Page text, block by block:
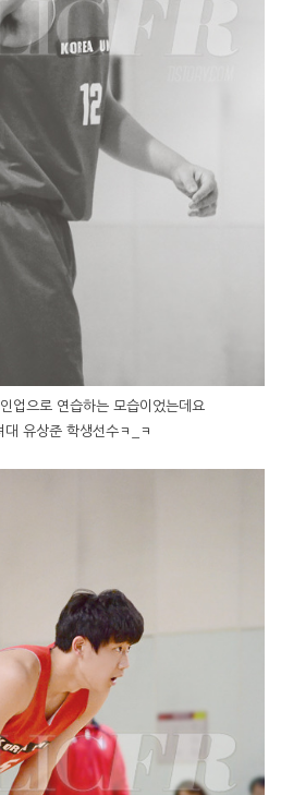
업으로 연습하는 모습이었는데요
대 유상준 학생선수ㅋ_ㅋ